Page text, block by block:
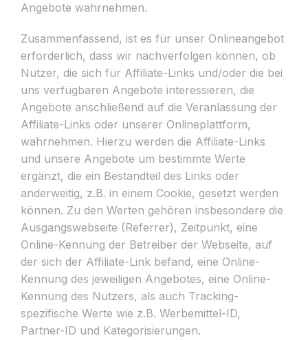
Angebote wahrnehmen.
Zusammenfassend, ist es für unser Onlineangebot
erforderlich, dass wir nachverfolgen können, ob
Nutzer, die sich für Affiliate-Links und/oder die bei
uns verfügbaren Angebote interessieren, die
Angebote anschließend auf die Veranlassung der
Affiliate-Links oder unserer Onlineplattform,
wahrnehmen. Hierzu werden die Affiliate-Links
und unsere Angebote um bestimmte Werte
ergänzt, die ein Bestandteil des Links oder
anderweitig, z.B. in einem Cookie, gesetzt werden
können. Zu den Werten gehören insbesondere die
Ausgangswebseite (Referrer), Zeitpunkt, eine
Online-Kennung der Betreiber der Webseite, auf
der sich der Affiliate-Link befand, eine Online-
Kennung des jeweiligen Angebotes, eine Online-
Kennung des Nutzers, als auch Tracking-
spezifische Werte wie z.B. Werbemittel-ID,
Partner-ID und Kategorisierungen.